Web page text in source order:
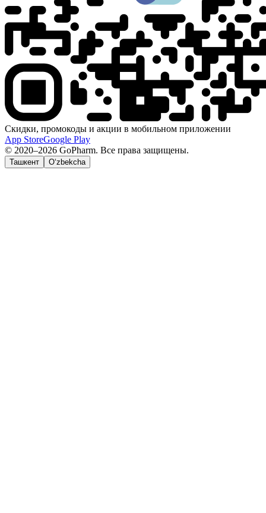
Скидки, промокоды и акции в мобильном приложении
App StoreGoogle Play
© 2020–2026 GoPharm. Все права защищены.
Ташкент O‘zbekcha